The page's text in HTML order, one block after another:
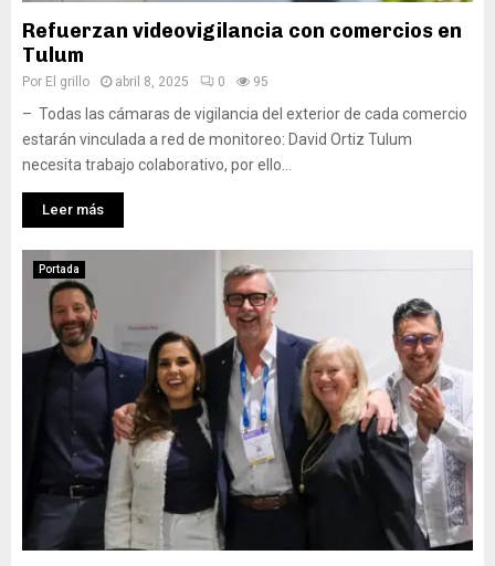
Refuerzan videovigilancia con comercios en
Tulum
Por El grillo abril 8, 2025 0 95
– Todas las cámaras de vigilancia del exterior de cada comercio
estarán vinculada a red de monitoreo: David Ortiz Tulum
necesita trabajo colaborativo, por ello...
Leer más
Portada